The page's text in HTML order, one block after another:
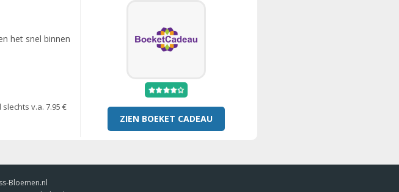
het snel binnen
v.a. 7.95 €
ZIEN BOEKET CADEAU
Bloemen.nl